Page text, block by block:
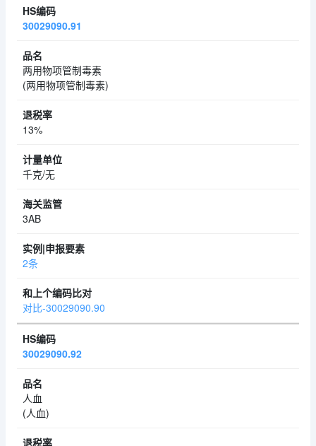
30029090.91
两用物项管制毒素
(两用物项管制毒素)
13%
千克/无
3AB
2条
对比-30029090.90
30029090.92
人血
(人血)